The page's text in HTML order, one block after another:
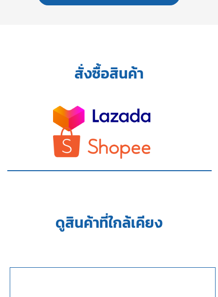
สั่งซื้อสินค้า
ดูสินค้าที่ใกล้เคียง